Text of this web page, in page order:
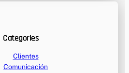
Categories
Clientes
Comunicación